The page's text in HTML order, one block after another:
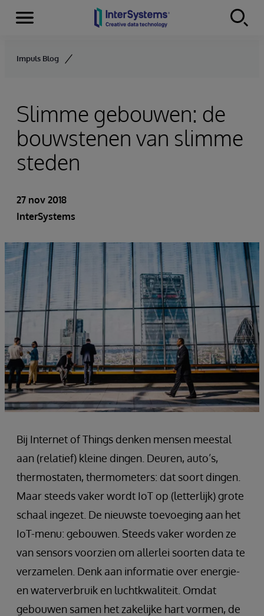
Skip to content
Menu
Impuls Blog
Slimme gebouwen: de
bouwstenen van slimme
steden
27 nov 2018
InterSystems
Bij Internet of Things denken mensen meestal
aan (relatief) kleine dingen. Deuren, auto’s,
thermostaten, thermometers: dat soort dingen.
Maar steeds vaker wordt IoT op (letterlijk) grote
schaal ingezet. De nieuwste toevoeging aan het
IoT-menu: gebouwen. Steeds vaker worden ze
van sensors voorzien om allerlei soorten data te
verzamelen. Denk aan informatie over energie-
en waterverbruik en luchtkwaliteit. Omdat
gebouwen samen het zakelijke hart vormen, de